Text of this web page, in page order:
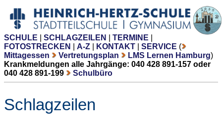
SCHULE SCHLAGZEILEN TERMINE
FOTOSTRECKEN
A-Z KONTAKT SERVICE (
Mittagessen
Vertretungsplan LMS Lernen Hamburg)
Krankmeldungen alle Jahrgänge: 040 428 891-157 oder
040 428 891-199
Schulbüro
Schlagzeilen